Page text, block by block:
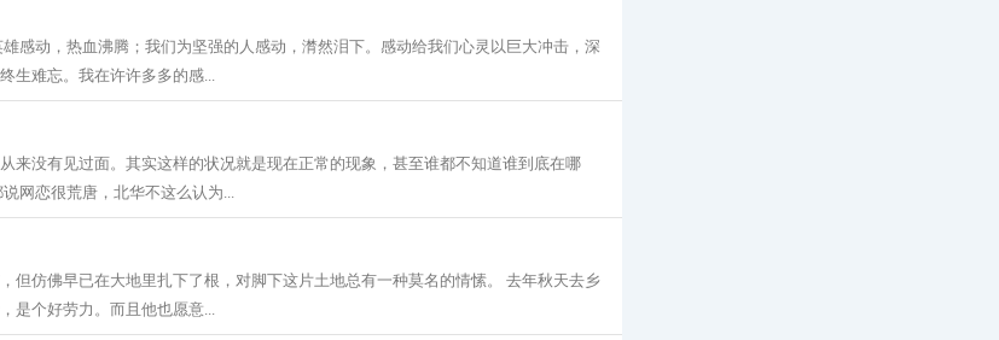
感动，热血沸腾；我们为坚强的人感动，潸然泪下。感动给我们心灵以巨大冲击，深
生难忘。我在许许多多的感...
来没有见过面。其实这样的状况就是现在正常的现象，甚至谁都不知道谁到底在哪
网恋很荒唐，北华不这么认为...
但仿佛早已在大地里扎下了根，对脚下这片土地总有一种莫名的情愫。 去年秋天去乡
是个好劳力。而且他也愿意...